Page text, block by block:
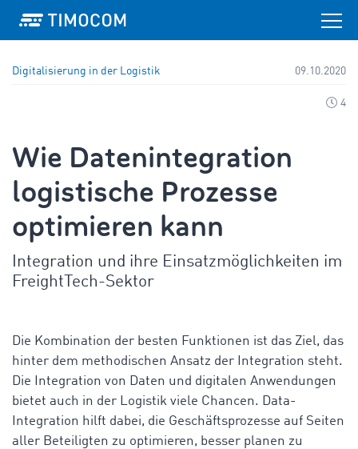
Digitalisierung in der Logistik 09.10.2020
4
Wie Datenintegration
logistische Prozesse
optimieren kann
Integration und ihre Einsatzmöglichkeiten im
FreightTech-Sektor
Die Kombination der besten Funktionen ist das Ziel, das
hinter dem methodischen Ansatz der Integration steht.
Die Integration von Daten und digitalen Anwendungen
bietet auch in der Logistik viele Chancen. Data-
Integration hilft dabei, die Geschäftsprozesse auf Seiten
aller Beteiligten zu optimieren, besser planen zu